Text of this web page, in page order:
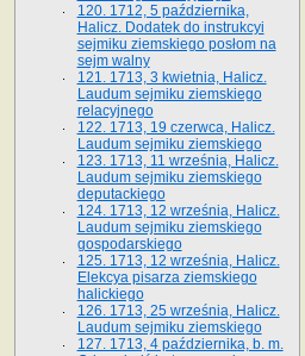
120. 1712, 5 października,
Halicz. Dodatek do instrukcyi
sejmiku ziemskiego posłom na
sejm walny
121. 1713, 3 kwietnia, Halicz.
Laudum sejmiku ziemskiego
relacyjnego
122. 1713, 19 czerwca, Halicz.
Laudum sejmiku ziemskiego
123. 1713, 11 września, Halicz.
Laudum sejmiku ziemskiego
deputackiego
124. 1713, 12 września, Halicz.
Laudum sejmiku ziemskiego
gospodarskiego
125. 1713, 12 września, Halicz.
Elekcya pisarza ziemskiego
halickiego
126. 1713, 25 września, Halicz.
Laudum sejmiku ziemskiego
127. 1713, 4 października, b. m.